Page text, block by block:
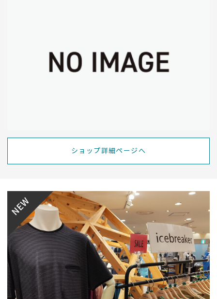
ショップ詳細ページへ
NEW